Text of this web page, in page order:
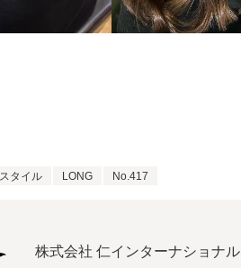
スタイル LONG No.417
株式会社 仁インターナショナル